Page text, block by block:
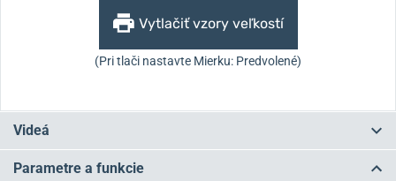
Vytlačiť vzory veľkostí
(Pri tlači nastavte Mierku: Predvolené)
Videá
Parametre a funkcie